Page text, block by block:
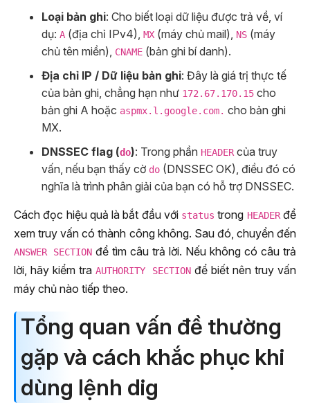
Loại bản ghi: Cho biết loại dữ liệu được trả về, ví
dụ: A (địa chỉ IPv4), MX (máy chủ mail), NS (máy
chủ tên miền),
CNAME (bản ghi bí danh).
Địa chỉ IP / Dữ liệu bản ghi: Đây là giá trị thực tế
của bản ghi, chẳng hạn như 172.67.170.15 cho
bản ghi A hoặc aspmx.l.google.com. cho bản ghi
MX.
DNSSEC flag (do): Trong phần HEADER của truy
vấn, nếu bạn thấy cờ do (DNSSEC OK), điều đó có
nghĩa là trình phân giải của bạn có hỗ trợ DNSSEC.
Cách đọc hiệu quả là bắt đầu với status trong HEADERđể
xem truy vấn có thành công không. Sau đó, chuyển đến
ANSWER SECTION để tìm câu trả lời. Nếu không có câu trả
lời, hãy kiểm traAUTHORITY SECTIONđể biết nên truy vấn
máy chủ nào tiếp theo.
Tổng quan vấn đề thường
gặp và cách khắc phục khi
dùng lệnh dig